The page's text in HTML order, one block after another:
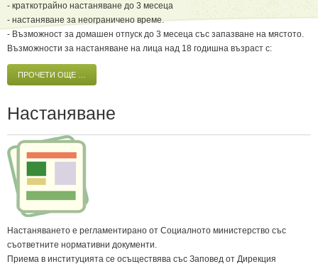
- краткотрайно настаняване до 3 месеца
- настаняване за неограничено време.
- Възможност за домашен отпуск до 3 месеца със запазване на мястото.
Възможности за настаняване на лица над 18 годишна възраст с:
ПРОЧЕТИ ОЩЕ …
Настаняване
Настаняването е регламентирано от Социалното министерство със
съответните нормативни документи.
Приема в институцията се осъществява със Заповед от Дирекция